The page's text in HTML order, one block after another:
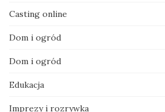
Casting online
Dom i ogród
Dom i ogród
Edukacja
Imprezy i rozrywka